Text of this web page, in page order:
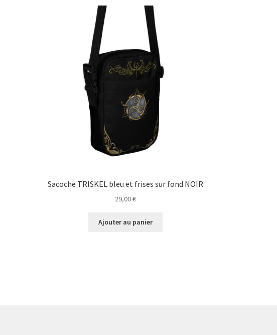
Sacoche TRISKEL bleu et frises sur fond NOIR
29,00€
Ajouter au panier